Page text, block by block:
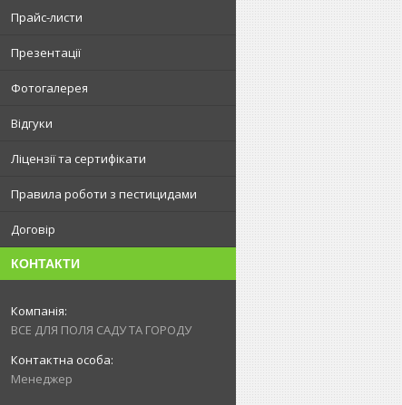
Прайс-листи
Презентації
Фотогалерея
Відгуки
Ліцензії та сертифікати
Правила роботи з пестицидами
Договір
КОНТАКТИ
ВСЕ ДЛЯ ПОЛЯ САДУ ТА ГОРОДУ
Менеджер